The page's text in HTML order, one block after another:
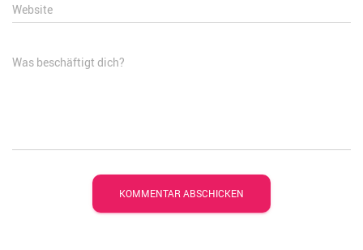
Website
Was beschäftigt dich?